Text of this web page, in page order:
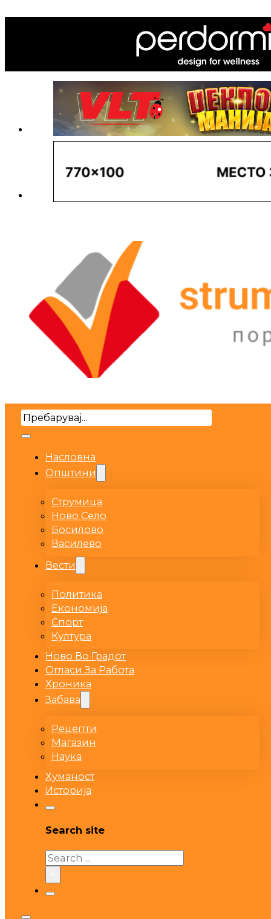
Search
Насловна
Општини
Струмица
Ново Село
Босилово
Василево
Вести
Политика
Економија
Спорт
Култура
Ново Во Градот
Огласи За Работа
Хроника
Забава
Рецепти
Магазин
Наука
Хуманост
Историја
Search site
Search